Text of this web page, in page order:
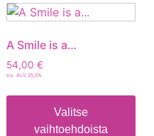
A Smile is a…
54,00 €
sis. ALV 25,5%
Valitse
vaihtoehdoista